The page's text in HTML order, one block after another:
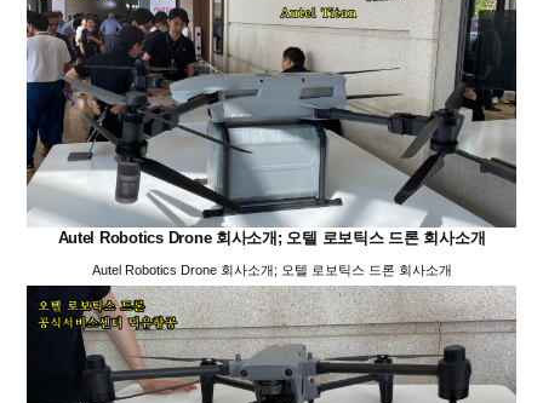
Autel Robotics Drone 회사소개; 오텔 로보틱스 드론 회사소개
Autel Robotics Drone 회사소개; 오텔 로보틱스 드론 회사소개